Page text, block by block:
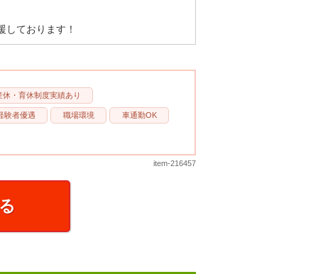
しております！
休・育休制度実績あり
験者優遇 職場環境 車通勤OK
item-216457